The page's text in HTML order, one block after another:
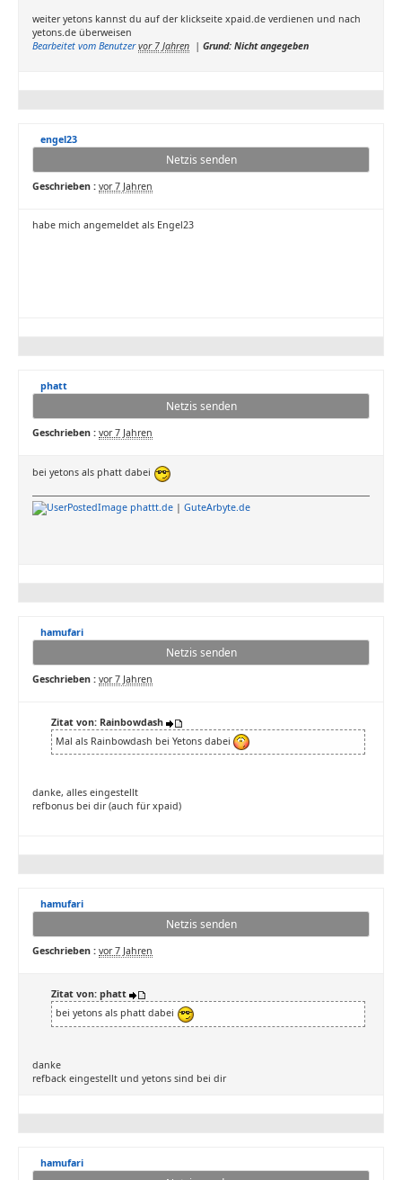
weiter yetons kannst du auf der klickseite xpaid.de verdienen und nach
yetons.de überweisen
Bearbeitet vom Benutzer vor 7 Jahren | Grund: Nicht angegeben
engel23
Netzis senden
Geschrieben : vor 7 Jahren
habe mich angemeldet als Engel23
phatt
Netzis senden
Geschrieben : vor 7 Jahren
bei yetons als phatt dabei
phattt.de | GuteArbyte.de
hamufari
Netzis senden
Geschrieben : vor 7 Jahren
Zitat von: Rainbowdash
Mal als Rainbowdash bei Yetons dabei
danke, alles eingestellt
refbonus bei dir (auch für xpaid)
hamufari
Netzis senden
Geschrieben : vor 7 Jahren
Zitat von: phatt
bei yetons als phatt dabei
danke
refback eingestellt und yetons sind bei dir
hamufari